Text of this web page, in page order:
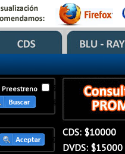
Preestreno
�
�
CDS: $10000
DVDS: $15000
�